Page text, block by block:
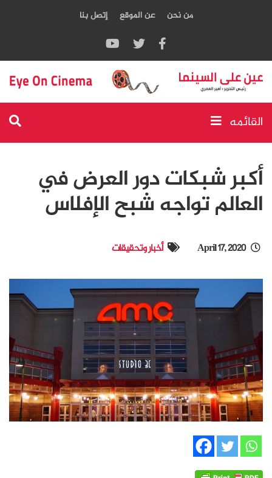
من نحن عن الموقع إتصل بنا
القائمه
أكبر شبكات دور العرض في
العالم تواجه شبح الإفلاس
April 17, 2020 أخبار وتحقيقات